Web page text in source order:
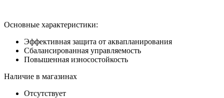
Основные характеристики:
Эффективная защита от аквапланирования
Сбалансированная управляемость
Повышенная износостойкость
Наличие в магазинах
Отсутствует